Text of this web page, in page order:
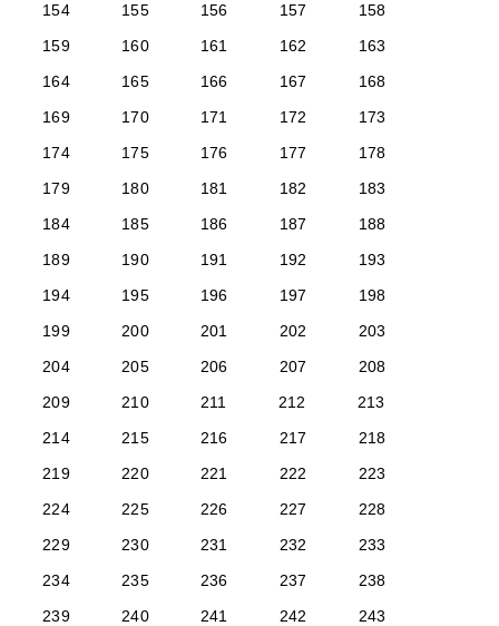
154
155 156 157
158
159
160 161 162
163
164
165 166 167
168
169
170 171 172
173
174
175 176 177
178
179
180 181 182
183
184
185 186 187
188
189
190 191 192
193
194
195 196 197
198
199
200 201 202
203
204
205 206 207
208
209
210 211 212
213
214
215 216 217
218
219
220 221 222
223
224
225 226 227
228
229
230 231 232
233
234
235 236 237
238
239
240 241 242
243